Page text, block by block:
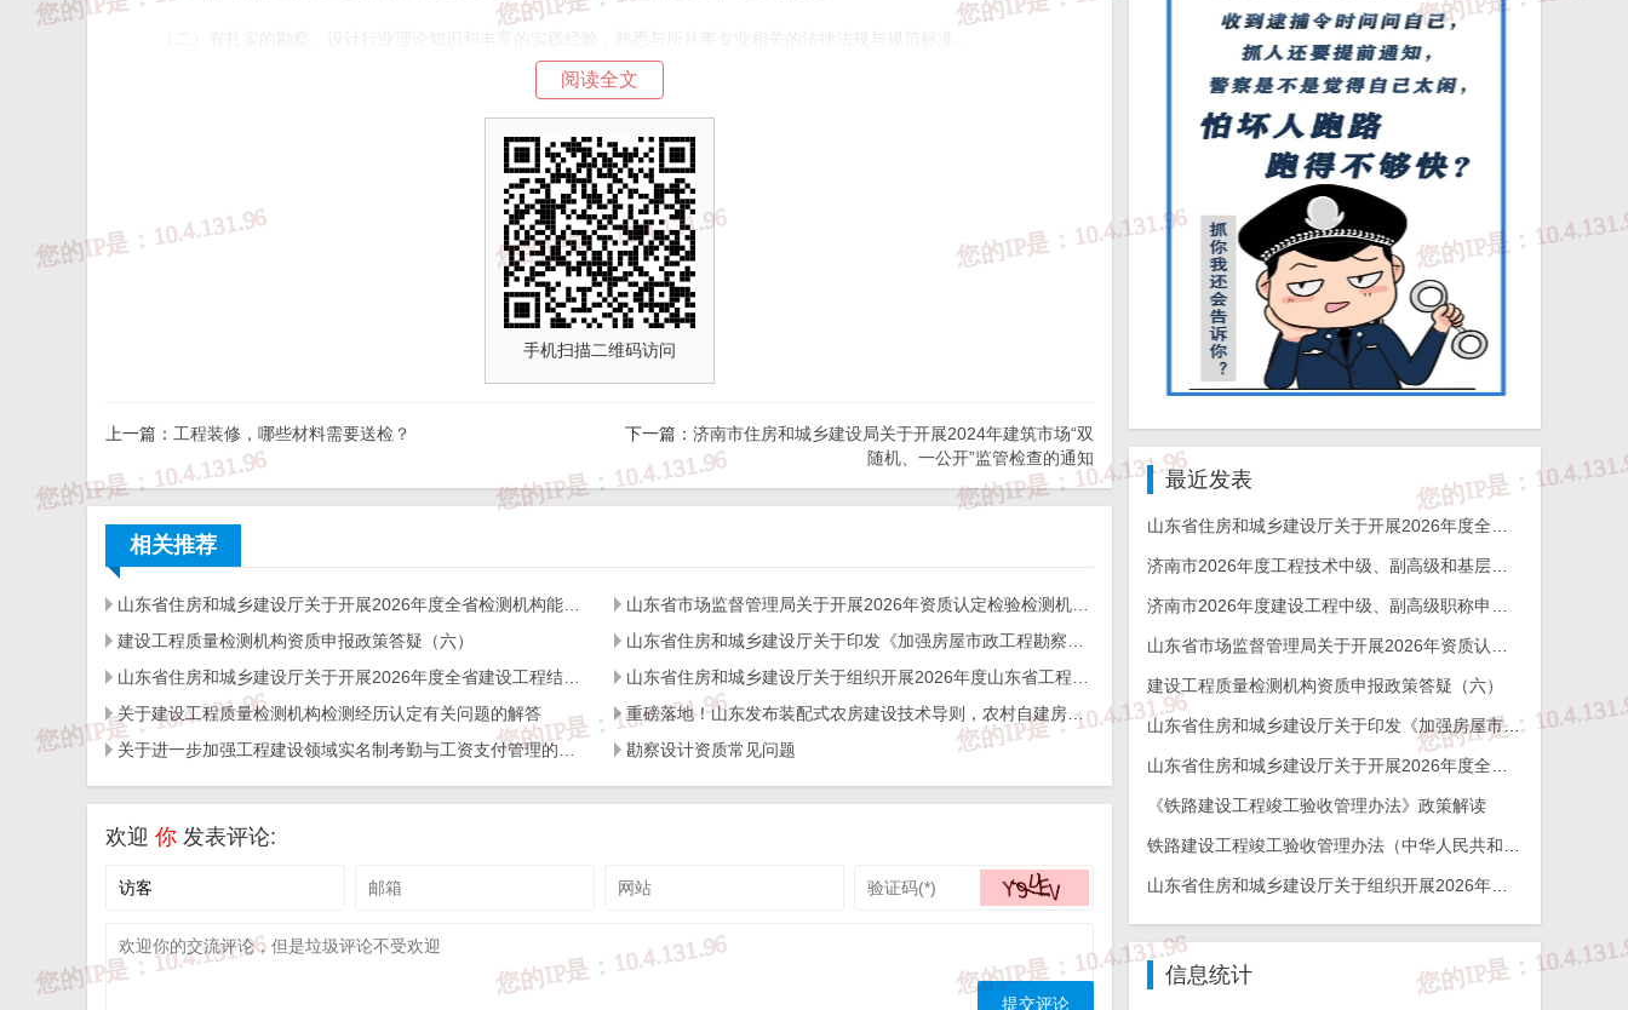
（三）具有相关专业（工程勘察、建筑、结构、给排水、暖通、电气等）高级工程师及以上技术职称，其中具备注册土木工程
师（岩土）、一级注册结构工程师、一级注册建筑师、注册电气工程师（供配电）、注册公用设备工程师（给水排水、暖通空调）等
（四）从事房屋建筑工程勘察、设计工作8年以上。
（五）能协助行业主管部门开展房屋建筑工程项目初步设计审查工作。
（一）申请报送。符合条件的个人，均可自愿提交以下材料：1.《房屋建筑工程项目初步设计审查专家申请表》（附件1）；2.
申请人的个人身份证、学历证书、职称证书、职业资格证书等扫描件。申请材料由申请人所在单位汇总并审核后统一报送，不接受个
人名义单独报送的材料。
查技术专家向社会公布。
三、有关事项
（一）请各单位将申请材料电子版于7月17日前发送至sjwkcsjc@jn.shandong.cn。
（三）市住房城乡建设局将根据具体工作安排、项目实际情况等，在正式公布的专家名单中随机抽取规定数量的人员组成专家
评审小组，开展初步设计文件审查的技术支持工作，初步设计审查相关评审费用由市住房城乡建设局参照《山东省省直部门专家评审
联系人：刘雨涵，联系电话：51705573。
阅读全文
手机扫描二维码访问
上一篇： 工程装修，哪些材料需要送检？ 下一篇： 济南市住房和城乡建设局关于开展2024年建筑市场“双
随机、一公开”监管检查的通知
相关推荐
山东省市场监督管理局关于开展2026年资质认定检验检测机构能力验证工作的通知
建设工程质量检测机构资质申报政策答疑（六）
关于建设工程质量检测机构检测经历认定有关问题的解答
重磅落地！山东发布装配式农房建设技术导则，农村自建房迎来标准化新时代
勘察设计资质常见问题
欢迎 你 发表评论:
最近发表
济南市2026年度工程技术中级、副高级和基层工程技术高级职称申报评审的通知
建设工程质量检测机构资质申报政策答疑（六）
山东省住房和城乡建设厅关于印发《加强房屋市政工程勘察全链条管理实施方案》的通知
《铁路建设工程竣工验收管理办法》政策解读
山东省住房和城乡建设厅关于组织开展2026年度山东省工程建设泰山杯奖申报工作的通知
信息统计